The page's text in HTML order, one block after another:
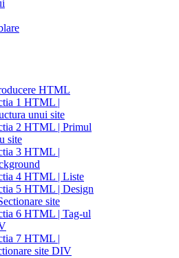
HTML
1 HTML |
unui site
2 HTML | Primul
site
3 HTML |
4 HTML | Liste
5 HTML | Design
site
6 HTML | Tag-ul
7 HTML |
site DIV